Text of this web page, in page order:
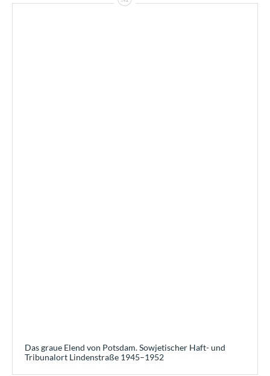
Das graue Elend von Potsdam. Sowjetischer Haft- und
Tribunalort Lindenstraße 1945–1952